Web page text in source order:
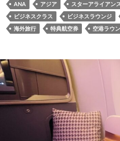
ANA アジア スターアライアン
ビジネスクラス
ビジネスラウンジ
海外旅行
特典航空券 空港ラウ